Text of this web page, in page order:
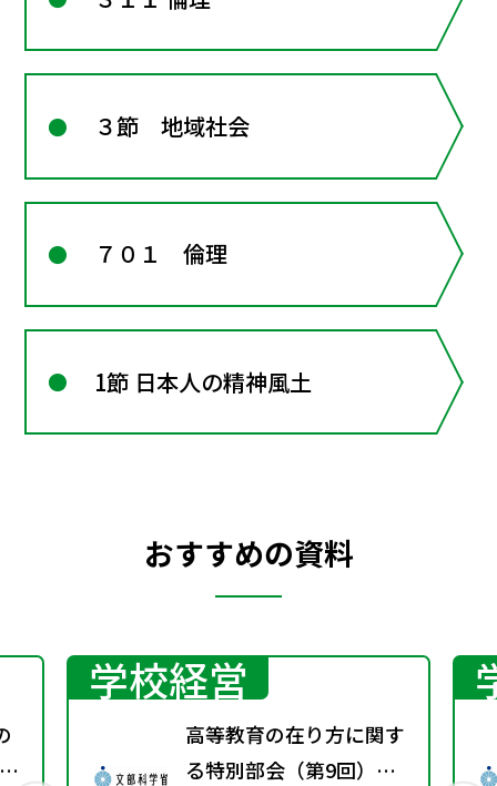
３節 地域社会
７０１ 倫理
1節 日本人の精神風土
おすすめの資料
学校経営
高等教育の在り方に関す
る特別部会（第9回）配